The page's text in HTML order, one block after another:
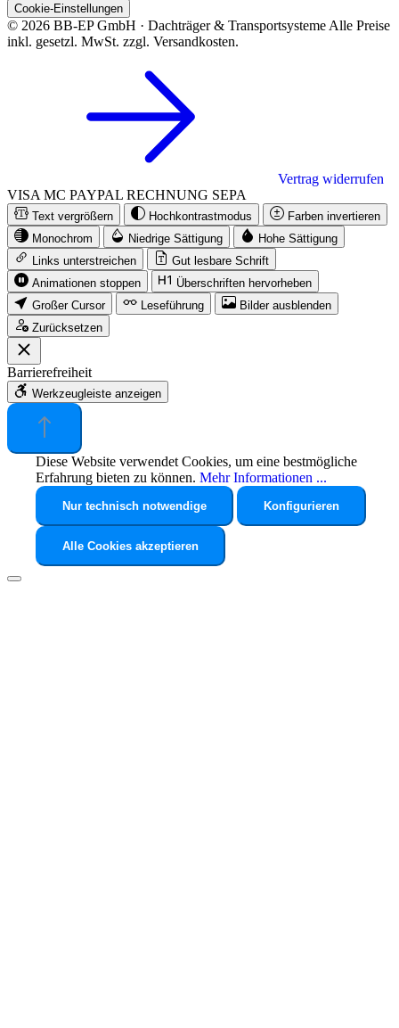
Cookie-Einstellungen
© 2026 BB-EP GmbH · Dachträger & Transportsysteme Alle Preise
inkl. gesetzl. MwSt. zzgl. Versandkosten.
Vertrag widerrufen
VISA MC PAYPAL RECHNUNG SEPA
Text vergrößern Hochkontrastmodus
Farben invertieren
Monochrom
Niedrige Sättigung
Hohe Sättigung
Links unterstreichen
Gut lesbare Schrift
Animationen stoppen
Überschriften hervorheben
Großer Cursor
Leseführung
Bilder ausblenden
Zurücksetzen
Barrierefreiheit
Werkzeugleiste anzeigen
Diese Website verwendet Cookies, um eine bestmögliche
Erfahrung bieten zu können. Mehr Informationen ...
Nur technisch notwendige Konfigurieren
Alle Cookies akzeptieren